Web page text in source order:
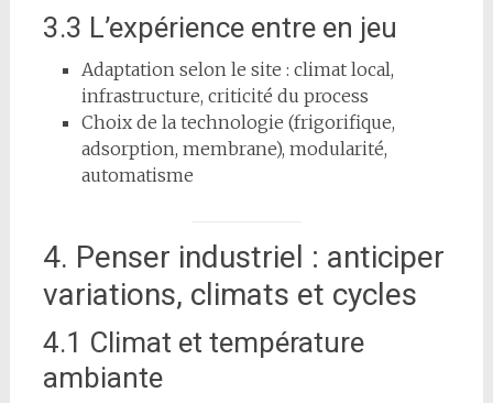
3.3 L’expérience entre en jeu
Adaptation selon le site : climat local,
infrastructure, criticité du process
Choix de la technologie (frigorifique,
adsorption, membrane), modularité,
automatisme
4. Penser industriel : anticiper
variations, climats et cycles
4.1 Climat et température
ambiante